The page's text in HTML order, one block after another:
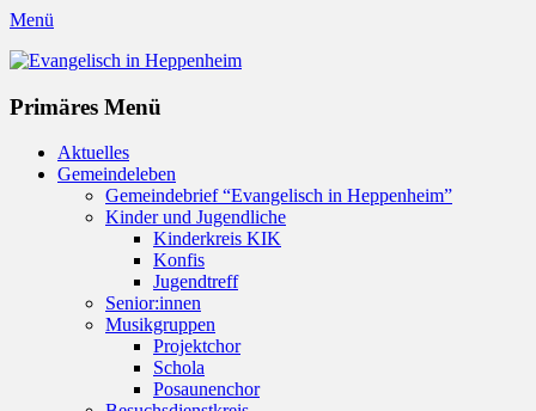
Menü
Evangelisch in Heppenheim
Primäres Menü
Zum
Inhalt
Aktuelles
Gemeindeleben
Gemeindebrief “Evangelisch in Heppenheim”
Kinder und Jugendliche
Kinderkreis KIK
Konfis
Jugendtreff
Senior:innen
Musikgruppen
Projektchor
Schola
Posaunenchor